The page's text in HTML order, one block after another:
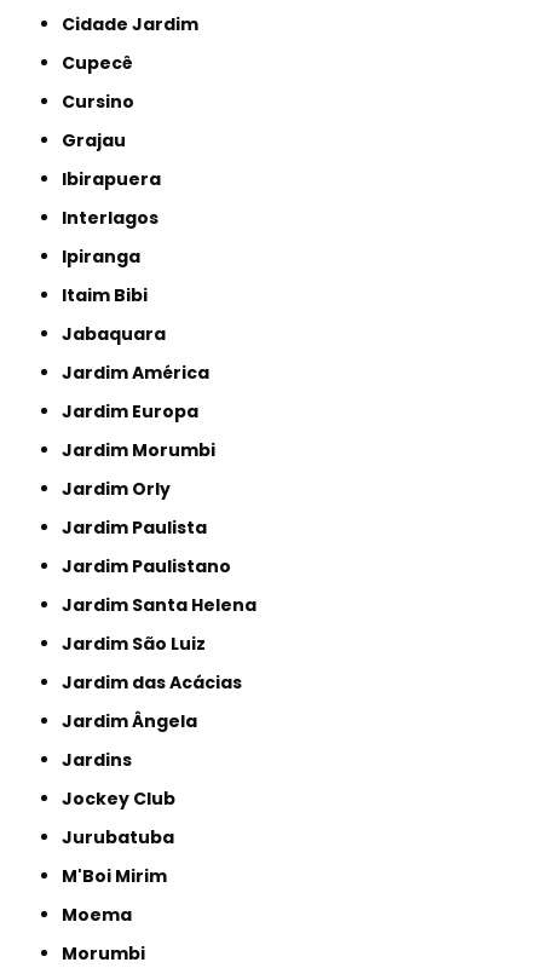
Cidade Jardim
Cupecê
Cursino
Grajau
Ibirapuera
Interlagos
Ipiranga
Itaim Bibi
Jabaquara
Jardim América
Jardim Europa
Jardim Morumbi
Jardim Orly
Jardim Paulista
Jardim Paulistano
Jardim Santa Helena
Jardim São Luiz
Jardim das Acácias
Jardim Ângela
Jardins
Jockey Club
Jurubatuba
M'Boi Mirim
Moema
Morumbi